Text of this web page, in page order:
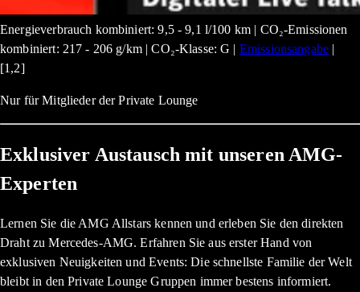
Energieverbrauch kombiniert: 9,5 - 9,1 l/100 km | CO₂-Emissionen
kombiniert: 217 - 206 g/km | CO₂-Klasse: G | Emissionsangabe |
[1,2]
Nur für Mitglieder der Private Lounge
Exklusiver Austausch mit unseren AMG-
Experten
Lernen Sie die AMG Allstars kennen und erleben Sie den direkten
Draht zu Mercedes-AMG. Erfahren Sie aus erster Hand von
exklusiven Neuigkeiten und Events: Die schnellste Familie der Welt
bleibt in den Private Lounge Gruppen immer bestens informiert.